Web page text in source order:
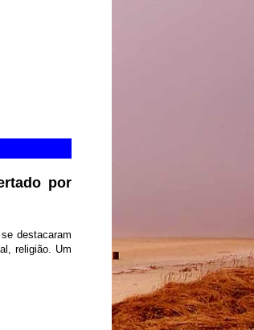
por
destacaram
religião. Um